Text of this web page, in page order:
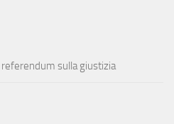
referendum sulla giustizia